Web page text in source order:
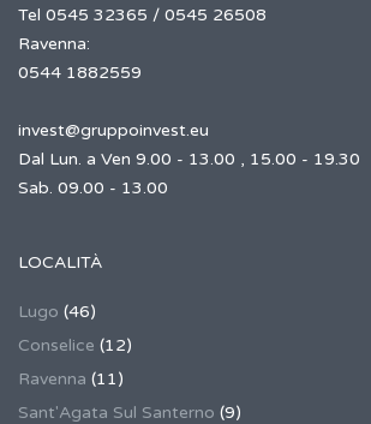
Tel 0545 32365 / 0545 26508
Ravenna:
0544 1882559
invest@gruppoinvest.eu
Dal Lun. a Ven 9.00 - 13.00 , 15.00 - 19.30
Sab. 09.00 - 13.00
LOCALITÀ
Lugo (46)
Conselice (12)
Ravenna (11)
Sant'Agata Sul Santerno (9)